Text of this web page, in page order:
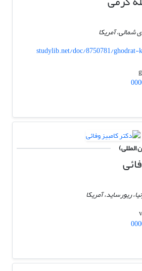
شمالی، آمریکا
studylib.net/doc/8750781/
ریورساید، آمریکا